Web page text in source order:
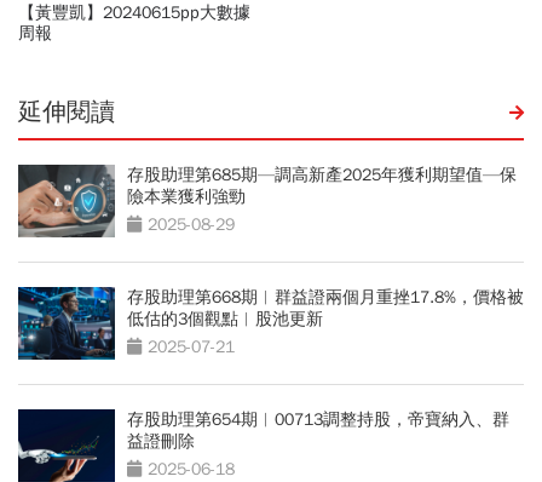
【黃豐凱】20240615pp大數據
周報
延伸閱讀
存股助理第685期—調高新產2025年獲利期望值—保
險本業獲利強勁
2025-08-29
存股助理第668期︱群益證兩個月重挫17.8%，價格被
低估的3個觀點︱股池更新
2025-07-21
存股助理第654期︱00713調整持股，帝寶納入、群
益證刪除
2025-06-18